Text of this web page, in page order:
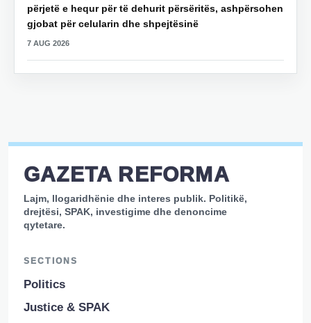
përjetë e hequr për të dehurit përsëritës, ashpërsohen
gjobat për celularin dhe shpejtësinë
7 AUG 2026
GAZETA REFORMA
Lajm, llogaridhënie dhe interes publik. Politikë,
drejtësi, SPAK, investigime dhe denoncime
qytetare.
SECTIONS
Politics
Justice & SPAK